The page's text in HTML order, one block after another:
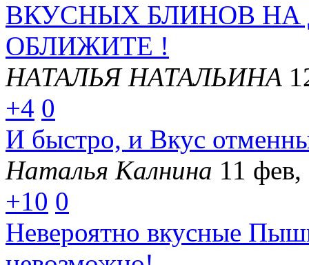
ВКУСНЫХ БЛИНОВ
ОБЛИЖИТЕ !
НАТАЛЬЯ НАТАЛЬИНА
+4 0
И быстро, и Вкус
Наталья Калнина 11
+10 0
Невероятно вкусные